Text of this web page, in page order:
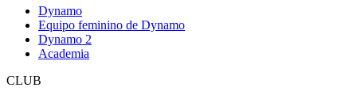
Dynamo
Equipo feminino de Dynamo
Dynamo 2
Academia
CLUB